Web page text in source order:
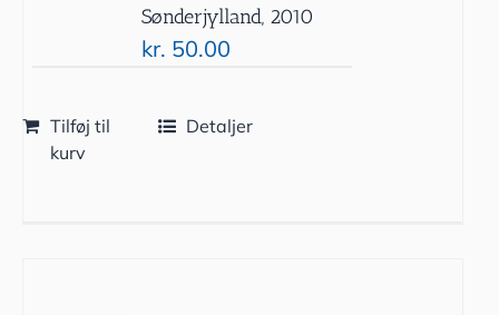
Sønderjylland, 2010
kr. 50.00
Tilføj til
kurv
Detaljer